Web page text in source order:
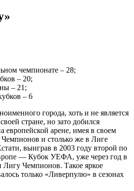
чемпионате – 28;
– 20;
– 21;
– 6
города, хоть и не является
стране, но зато добился
европейской арене, имея в своем
и столько же в Лиге
выиграв в 2003 году второй по
— Кубок УЕФА, уже через год в
Лигу Чемпионов. Такое яркое
только «Ливерпулю» в сезонах